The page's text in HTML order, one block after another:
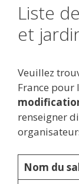
Liste
et
Veuillez
France pour
renseigner
Nom du